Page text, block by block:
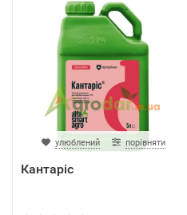
улюблений порівняти
Кантаріс